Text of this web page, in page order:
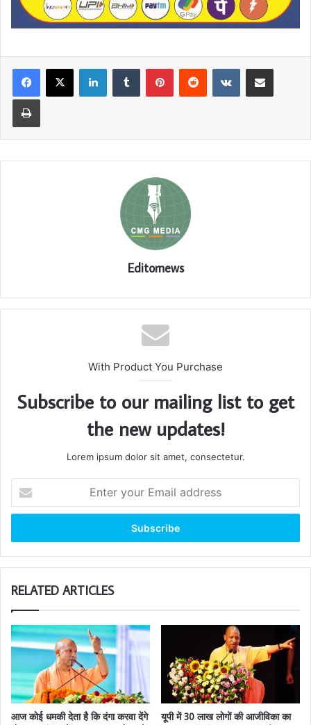
LinkedInTumblr PinterestReddit VKontakteShare via Email
Print
Editornews
With Product You Purchase
Subscribe to our mailing list to get
the new updates!
Lorem ipsum dolor sit amet, consectetur.
your
Email
RELATED ARTICLES
आज कोई धमकी देता है कि दंगा करवा देंगे
यूपी में 30 लाख लोगों की आजीविका का